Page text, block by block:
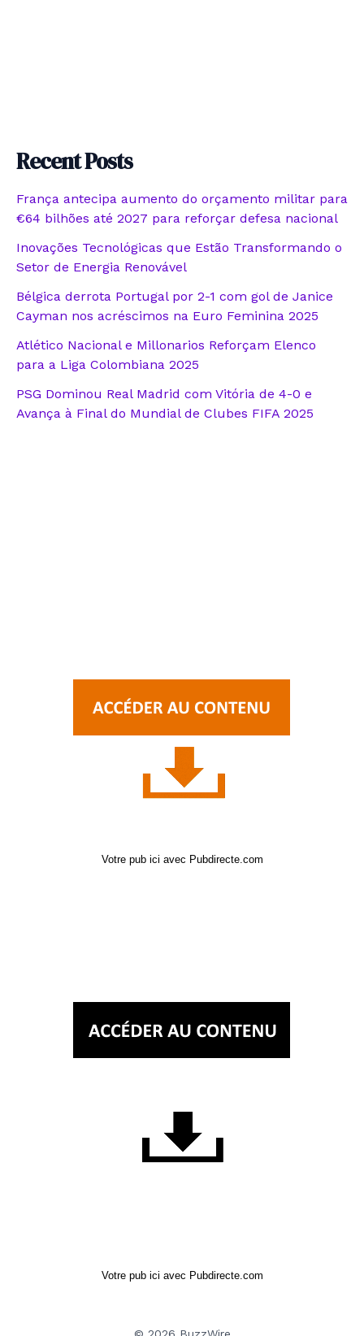
Recent Posts
França antecipa aumento do orçamento militar para
€64 bilhões até 2027 para reforçar defesa nacional
Inovações Tecnológicas que Estão Transformando o
Setor de Energia Renovável
Bélgica derrota Portugal por 2-1 com gol de Janice
Cayman nos acréscimos na Euro Feminina 2025
Atlético Nacional e Millonarios Reforçam Elenco
para a Liga Colombiana 2025
PSG Dominou Real Madrid com Vitória de 4-0 e
Avança à Final do Mundial de Clubes FIFA 2025
Votre pub ici avec Pubdirecte.com
Votre pub ici avec Pubdirecte.com